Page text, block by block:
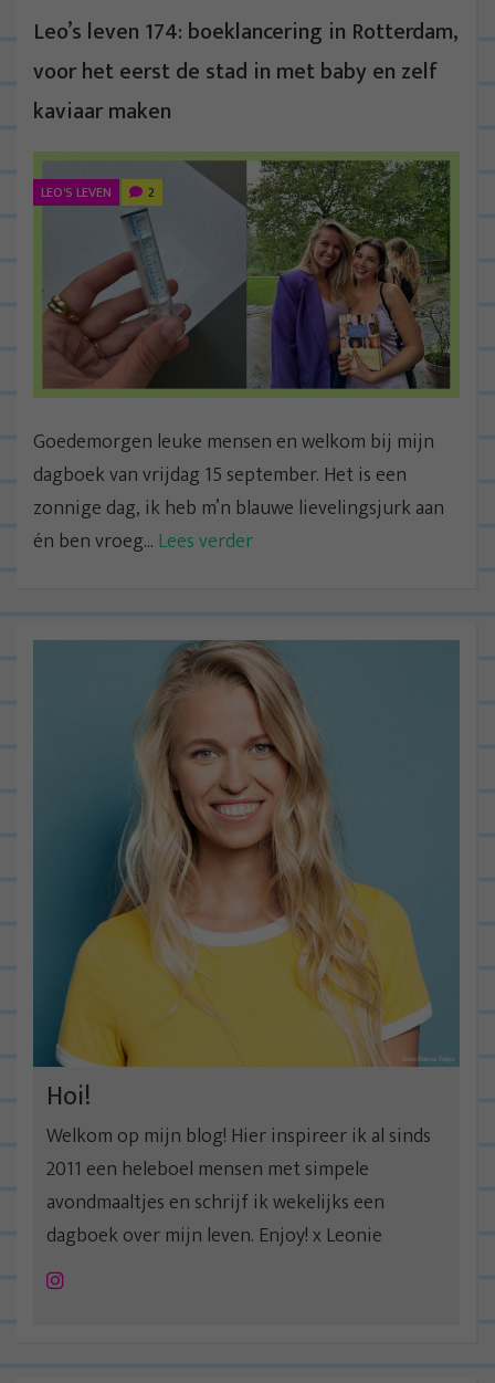
Leo’s leven 174: boeklancering in Rotterdam,
voor het eerst de stad in met baby en zelf
kaviaar maken
LEO'S LEVEN 2
Goedemorgen leuke mensen en welkom bij mijn
dagboek van vrijdag 15 september. Het is een
zonnige dag, ik heb m’n blauwe lievelingsjurk aan
én ben vroeg... Lees verder
Hoi!
Welkom op mijn blog! Hier inspireer ik al sinds
2011 een heleboel mensen met simpele
avondmaaltjes en schrijf ik wekelijks een
dagboek over mijn leven. Enjoy! x Leonie
Instagram